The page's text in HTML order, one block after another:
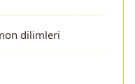
dilimleri